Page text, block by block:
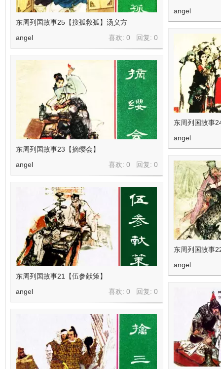
angel
东周列国故事25【搜孤救孤】汤义方
喜欢: 0 回复: 0
angel
东周列国故事
angel
东周列国故事23【摘缨会】
喜欢: 0 回复: 0
angel
东周列国故事
angel
东周列国故事21【伍参献策】
喜欢: 0 回复: 0
angel